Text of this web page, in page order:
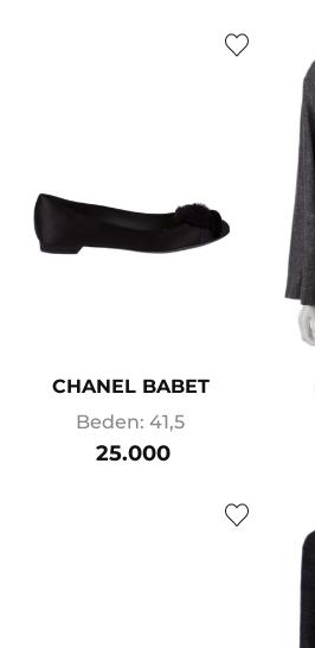
CHANEL BABET
Beden: 41,5
25.000